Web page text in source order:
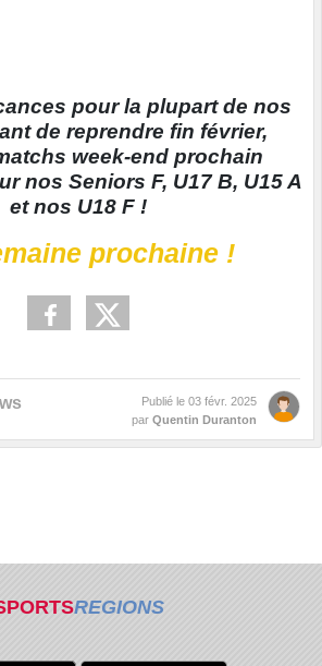
pour la plupart de nos
de reprendre fin février,
week-end prochain
nos Seniors F, U17 B, U15 A
et nos U18 F !
prochaine !
Publié le 03 févr. 2025
par Quentin Duranton
REGIONS